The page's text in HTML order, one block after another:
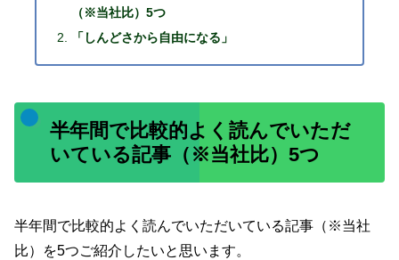
（※当社比）5つ
「しんどさから自由になる」
半年間で比較的よく読んでいただ
いている記事（※当社比）5つ
半年間で比較的よく読んでいただいている記事（※当社
比）を5つご紹介したいと思います。